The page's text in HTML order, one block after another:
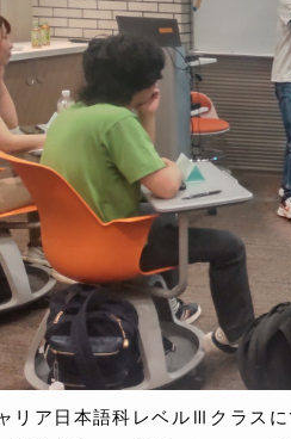
リア日本語科レベルⅢクラス